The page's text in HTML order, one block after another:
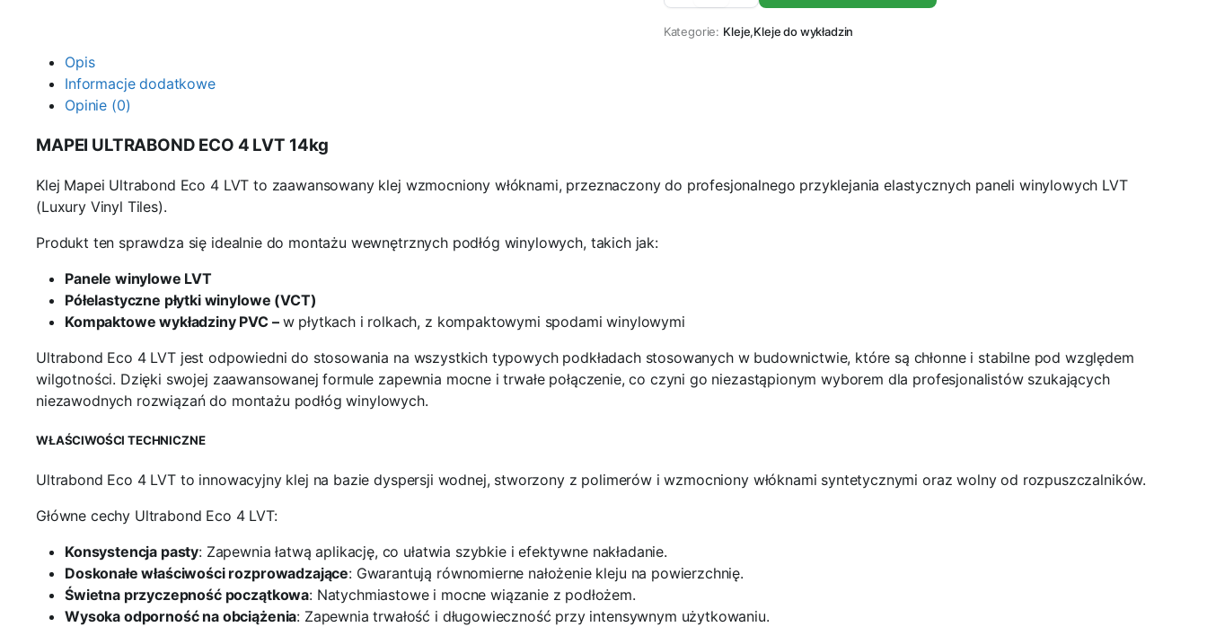
4
LVT
14kg
Kategorie: Kleje,Kleje do wykładzin
Opis
Informacje dodatkowe
Opinie (0)
MAPEI ULTRABOND ECO 4 LVT 14kg
Klej Mapei Ultrabond Eco 4 LVT to zaawansowany klej wzmocniony włóknami, przeznaczony do profesjonalnego przyklejania elastycznych paneli winylowych LVT
(Luxury Vinyl Tiles).
Produkt ten sprawdza się idealnie do montażu wewnętrznych podłóg winylowych, takich jak:
Panele winylowe LVT
Półelastyczne płytki winylowe (VCT)
Kompaktowe wykładziny PVC – w płytkach i rolkach, z kompaktowymi spodami winylowymi
Ultrabond Eco 4 LVT jest odpowiedni do stosowania na wszystkich typowych podkładach stosowanych w budownictwie, które są chłonne i stabilne pod względem
wilgotności. Dzięki swojej zaawansowanej formule zapewnia mocne i trwałe połączenie, co czyni go niezastąpionym wyborem dla profesjonalistów szukających
niezawodnych rozwiązań do montażu podłóg winylowych.
WŁAŚCIWOŚCI TECHNICZNE
Ultrabond Eco 4 LVT to innowacyjny klej na bazie dyspersji wodnej, stworzony z polimerów i wzmocniony włóknami syntetycznymi oraz wolny od rozpuszczalników.
Główne cechy Ultrabond Eco 4 LVT:
Konsystencja pasty: Zapewnia łatwą aplikację, co ułatwia szybkie i efektywne nakładanie.
Doskonałe właściwości rozprowadzające: Gwarantują równomierne nałożenie kleju na powierzchnię.
Świetna przyczepność początkowa: Natychmiastowe i mocne wiązanie z podłożem.
Wysoka odporność na obciążenia: Zapewnia trwałość i długowieczność przy intensywnym użytkowaniu.